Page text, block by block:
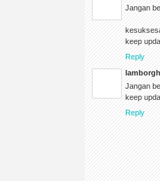
Jangan
keep
Reply
Jangan
keep
Reply